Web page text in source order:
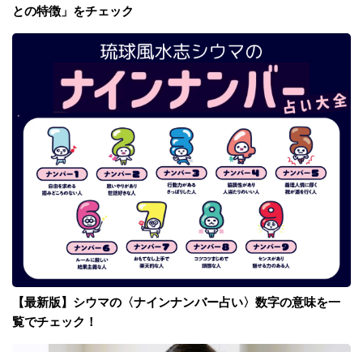
との特徴」をチェック
【最新版】シウマの〈ナインナンバー占い〉数字の意味を一
覧でチェック！